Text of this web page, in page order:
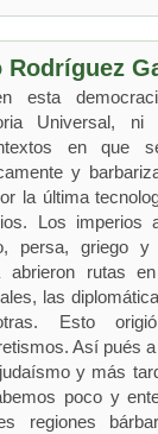
esta
Universal, ni
en que
y
la última
Los imperios
persa, griego
abrieron rutas
las
Esto
Así pués
y más
poco y
regiones